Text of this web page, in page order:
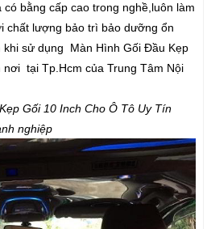
bằng cấp cao trong nghề,luôn làm
chất lượng bảo trì bảo dưỡng ổn
khi sử dụng Màn Hình Gối Đầu Kẹp
nơi tại Tp.Hcm của Trung Tâm Nội
Gối 10 Inch Cho Ô Tô Uy Tín
nghiệp